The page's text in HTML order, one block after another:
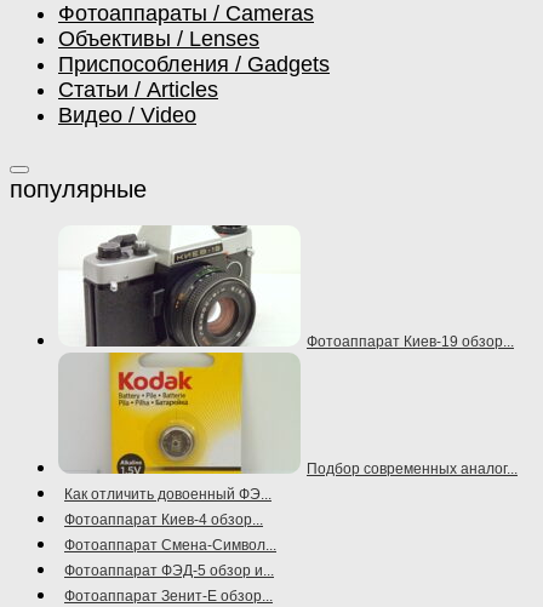
Фотоаппараты / Cameras
Объективы / Lenses
Приспособления / Gadgets
Статьи / Articles
Видео / Video
Фотоаппарат Киев-19 обзор...
Подбор современных аналог...
Как отличить довоенный ФЭ...
Фотоаппарат Киев-4 обзор...
Фотоаппарат Смена-Символ...
Фотоаппарат ФЭД-5 обзор и...
Фотоаппарат Зенит-Е обзор...